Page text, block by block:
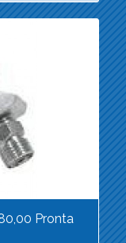
Pronta